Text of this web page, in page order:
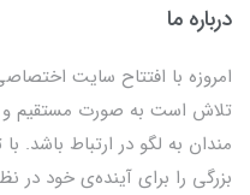
درباره ما
امروزه با افتتاح سایت
تلاش است به صورت مستقیم و
مندان به لگو در ارتباط باشد.
بزرگی را برای آینده‌ی خود در